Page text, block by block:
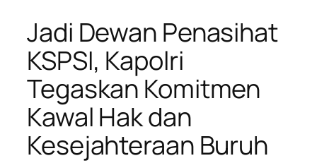
Jadi Dewan Penasihat
KSPSI, Kapolri
Tegaskan Komitmen
Kawal Hak dan
Kesejahteraan Buruh